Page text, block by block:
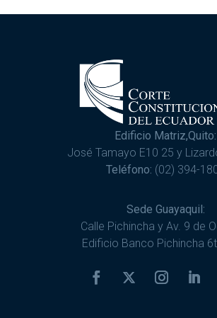
Edificio Matriz,Quito:
José Tamayo E10 25 y
Teléfono: (02) 394-
Sede Guayaquil:
Calle Pichincha y Av. 9 de
Edificio Banco Pichincha